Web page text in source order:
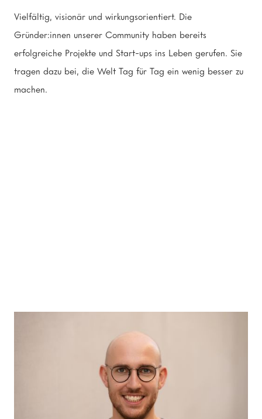
Vielfältig, visionär und wirkungsorientiert. Die
Gründer:innen unserer Community haben bereits
erfolgreiche Projekte und Start-ups ins Leben gerufen. Sie
tragen dazu bei, die Welt Tag für Tag ein wenig besser zu
machen.
w4rm up liefert Fassadendämmungssets zum
Selberdämmen von privaten Wohnhäusern.
Individuell konfiguriert, digital geplant, verständlich
angeleitet, inklusive erforderlicher Werkzeuge und